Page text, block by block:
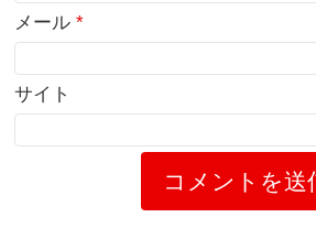
メール*
サイト